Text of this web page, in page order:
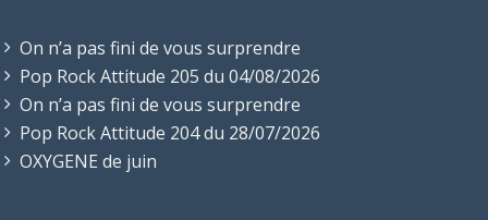
On n’a pas fini de vous surprendre
Pop Rock Attitude 205 du 04/08/2026
On n’a pas fini de vous surprendre
Pop Rock Attitude 204 du 28/07/2026
OXYGENE de juin